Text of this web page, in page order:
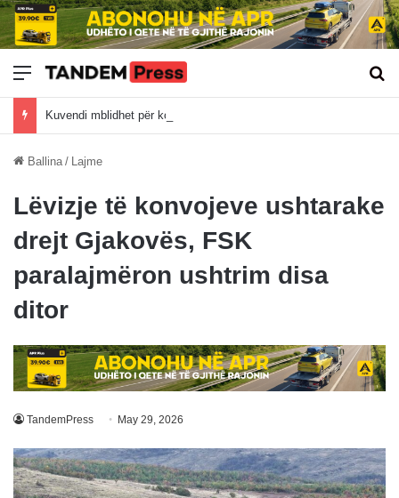
Meny
Kuvendi mblidhet për konstituim, cfarë u diskutua deri tani?
Ballina / Lajme
Lëvizje të konvojeve ushtarake
drejt Gjakovës, FSK
paralajmëron ushtrim disa
ditor
TandemPress May 29, 2026